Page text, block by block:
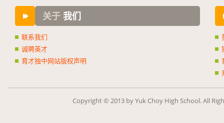
关于 我们
联系我们
诚聘英才
育才独中网站版权声明
Copy­right © 2013 by Yuk Choy High School. All